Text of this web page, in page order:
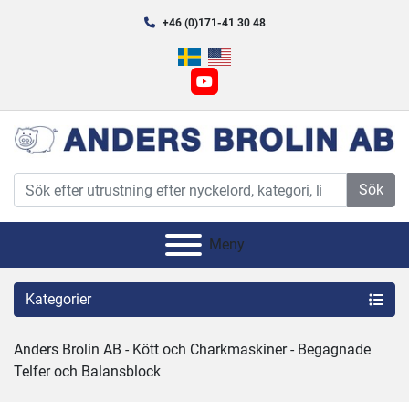
+46 (0)171-41 30 48
youtube
Sök
Meny
Kategorier
Anders Brolin AB - Kött och Charkmaskiner - Begagnade
Telfer och Balansblock